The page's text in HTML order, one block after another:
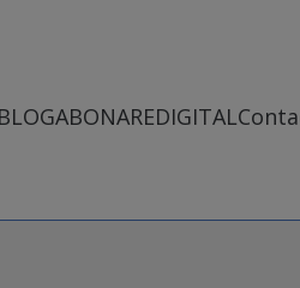
ABONAREDIGITAL